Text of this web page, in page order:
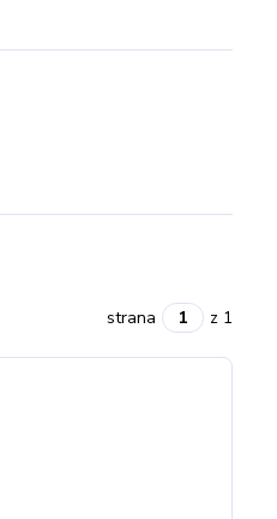
strana z 1